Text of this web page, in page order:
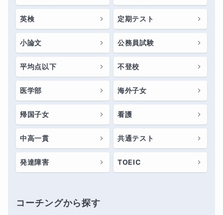
英検 定期テスト
小論文 公務員試験
平均点以下 不登校
医学部 海外子女
帰国子女 看護
中高一貫 共通テスト
発達障害 TOEIC
コーチングから探す